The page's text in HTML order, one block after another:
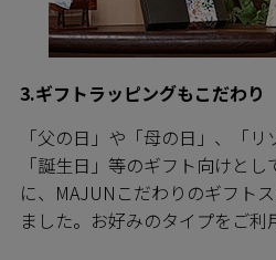
3.ギフトラッピングもこだわり
「父の日」や「母の日」、「
「誕生日」等のギフト向けと
に、MAJUNこだわりのギフト
ました。お好みのタイプをご利